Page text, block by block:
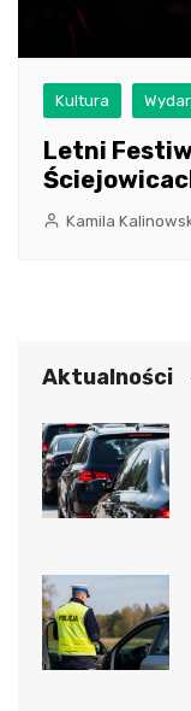
Kultura
Letni
Kamila
Aktualności